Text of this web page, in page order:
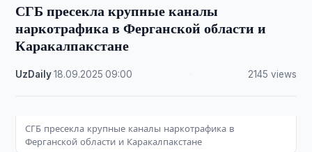
СГБ пресекла крупные каналы
наркотрафика в Ферганской области и
Каракалпакстане
UzDaily·18.09.2025 ·09:00 2145 views
СГБ пресекла крупные каналы наркотрафика в
Ферганской области и Каракалпакстане